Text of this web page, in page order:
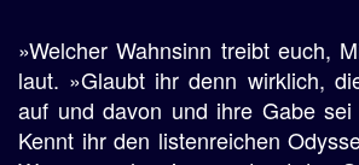
»Welcher Wahnsinn treibt euch,
laut. »Glaubt ihr denn wirklich,
auf und davon und ihre Gabe sei
Kennt ihr den listenreichen